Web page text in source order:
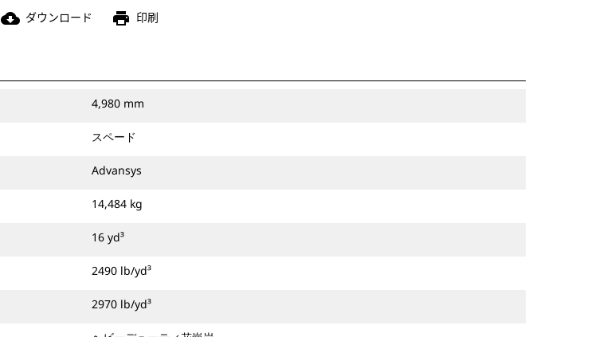
cloud_download ダウンロード print 印刷
4,980 mm
スペード
Advansys
14,484 kg
16 yd³
2490 lb/yd³
2970 lb/yd³